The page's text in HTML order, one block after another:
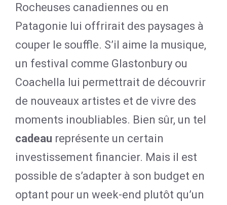
Rocheuses canadiennes ou en
Patagonie lui offrirait des paysages à
couper le souffle. S’il aime la musique,
un festival comme Glastonbury ou
Coachella lui permettrait de découvrir
de nouveaux artistes et de vivre des
moments inoubliables. Bien sûr, un tel
cadeau représente un certain
investissement financier. Mais il est
possible de s’adapter à son budget en
optant pour un week-end plutôt qu’un